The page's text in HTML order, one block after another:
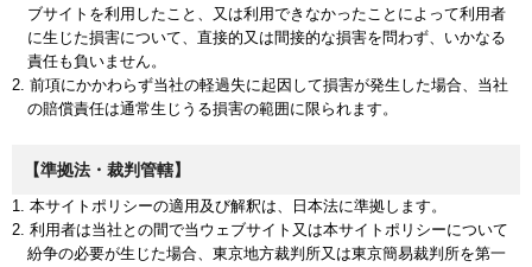
ブサイトを利用したこと、又は利用できなかったことによって利用者
に生じた損害について、直接的又は間接的な損害を問わず、いかなる
責任も負いません。
2. 前項にかかわらず当社の軽過失に起因して損害が発生した場合、当社
の賠償責任は通常生じうる損害の範囲に限られます。
【準拠法・裁判管轄】
1. 本サイトポリシーの適用及び解釈は、日本法に準拠します。
2. 利用者は当社との間で当ウェブサイト又は本サイトポリシーについて
紛争の必要が生じた場合、東京地方裁判所又は東京簡易裁判所を第一